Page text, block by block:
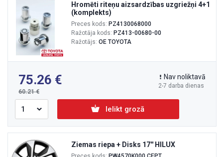
Hromēti riteņu aizsardzības uzgriežņi 4+1
(komplekts)
Preces kods: PZ4130068000
Ražotāja kods: PZ413-00680-00
Ražotājs: OE TOYOTA
75.26
60.21
2-7 darba dienas
Nav noliktavā
Ielikt grozā
Ziemas riepa + Disks 17'' HILUX